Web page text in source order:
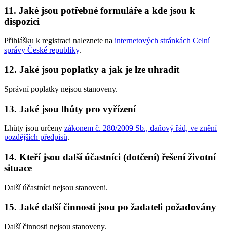
11. Jaké jsou potřebné formuláře a kde jsou k
dispozici
Přihlášku k registraci naleznete na internetových stránkách Celní
správy České republiky.
12. Jaké jsou poplatky a jak je lze uhradit
Správní poplatky nejsou stanoveny.
13. Jaké jsou lhůty pro vyřízení
Lhůty jsou určeny zákonem č. 280/2009 Sb., daňový řád, ve znění
pozdějších předpisů.
14. Kteří jsou další účastníci (dotčení) řešení životní
situace
Další účastníci nejsou stanoveni.
15. Jaké další činnosti jsou po žadateli požadovány
Další činnosti nejsou stanoveny.